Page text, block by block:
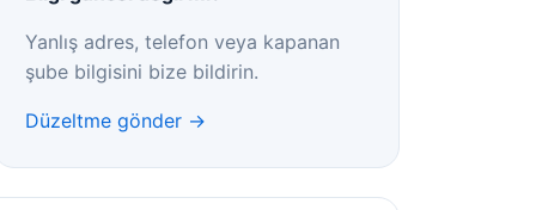
Yanlış adres, telefon veya kapanan
şube bilgisini bize bildirin.
Düzeltme gönder →